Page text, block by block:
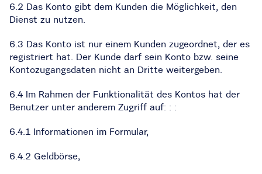
6.2 Das Konto gibt dem Kunden die Möglichkeit, den
Dienst zu nutzen.
6.3 Das Konto ist nur einem Kunden zugeordnet, der es
registriert hat. Der Kunde darf sein Konto bzw. seine
Kontozugangsdaten nicht an Dritte weitergeben.
6.4 Im Rahmen der Funktionalität des Kontos hat der
Benutzer unter anderem Zugriff auf: : :
6.4.1 Informationen im Formular,
6.4.2 Geldbörse,